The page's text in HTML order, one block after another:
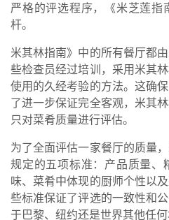
严格的评选程序，《米芝莲指
杆。
米其林指南》中的所有餐厅都
些检查员经过培训，采用米其
使用的久经考验的方法。这确
了进一步保证完全客观，米其
只对菜肴质量进行评估。
为了全面评估一家餐厅的质量
规定的五项标准：产品质量、
味、菜肴中体现的厨师个性以
些标准保证了评选的一致性和
于巴黎、纽约还是世界其他任